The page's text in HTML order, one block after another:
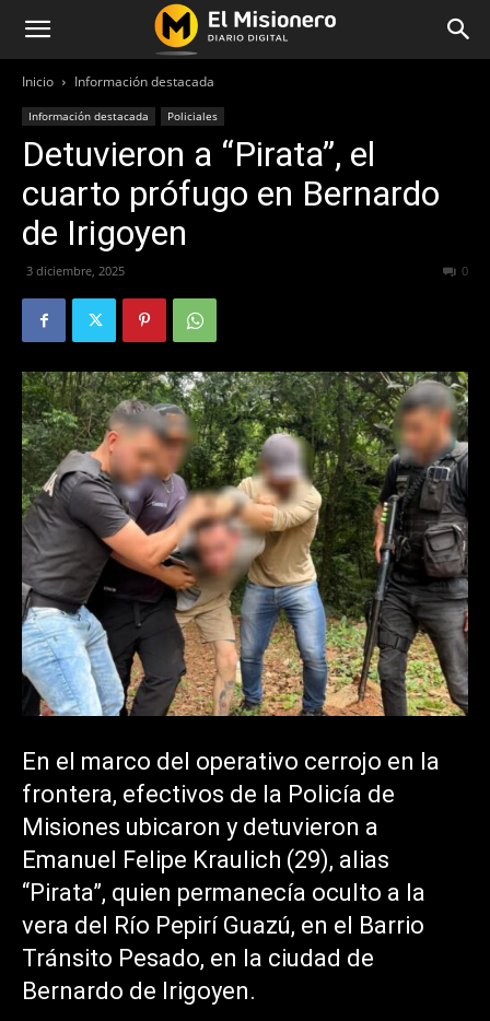
Inicio Información destacada
Información destacada Policiales
Detuvieron a “Pirata”, el
cuarto prófugo en Bernardo
de Irigoyen
3 diciembre, 2025 0
En el marco del operativo cerrojo en la
frontera, efectivos de la Policía de
Misiones ubicaron y detuvieron a
Emanuel Felipe Kraulich (29), alias
“Pirata”, quien permanecía oculto a la
vera del Río Pepirí Guazú, en el Barrio
Tránsito Pesado, en la ciudad de
Bernardo de Irigoyen.